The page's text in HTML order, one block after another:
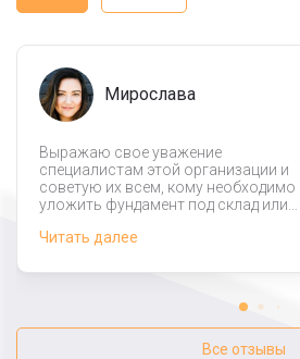
Мирослава
Выражаю свое уважение
специалистам этой организации и
советую их всем, кому необходимо
уложить фундамент под склад или
самый удобный ландшафт на
этот факт мастера справились на
Читать далее
Все отзывы